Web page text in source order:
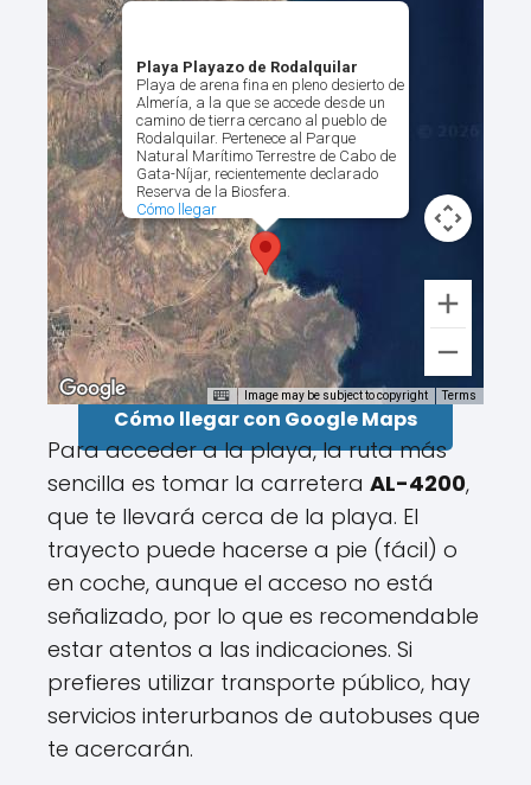
Playa Playazo de Rodalquilar
Playa de arena fina en pleno desierto de
Almería, a la que se accede desde un
camino de tierra cercano al pueblo de
Rodalquilar. Pertenece al Parque
Natural Marítimo Terrestre de Cabo de
Gata-Níjar, recientemente declarado
Reserva de la Biosfera.
Cómo llegar
Image may be subject to copyright Terms
Cómo llegar con Google Maps
Para acceder a la playa, la ruta más
sencilla es tomar la carretera AL-4200,
que te llevará cerca de la playa. El
trayecto puede hacerse a pie (fácil) o
en coche, aunque el acceso no está
señalizado, por lo que es recomendable
estar atentos a las indicaciones. Si
prefieres utilizar transporte público, hay
servicios interurbanos de autobuses que
te acercarán.